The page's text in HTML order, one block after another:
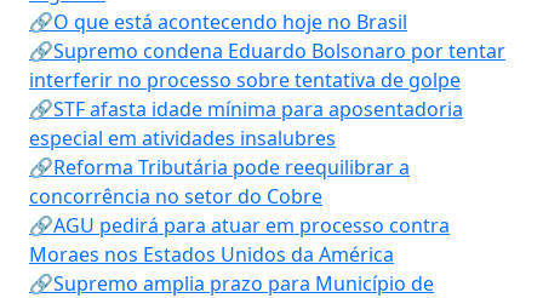
🔗O que está acontecendo hoje no Brasil
🔗Supremo condena Eduardo Bolsonaro por tentar
interferir no processo sobre tentativa de golpe
🔗STF afasta idade mínima para aposentadoria
especial em atividades insalubres
🔗Reforma Tributária pode reequilibrar a
concorrência no setor do Cobre
🔗AGU pedirá para atuar em processo contra
Moraes nos Estados Unidos da América
🔗Supremo amplia prazo para Município de